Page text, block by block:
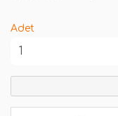
Adet